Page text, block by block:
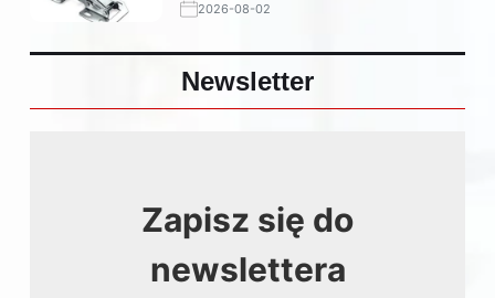
2026-08-02
Newsletter
Zapisz się do
newslettera